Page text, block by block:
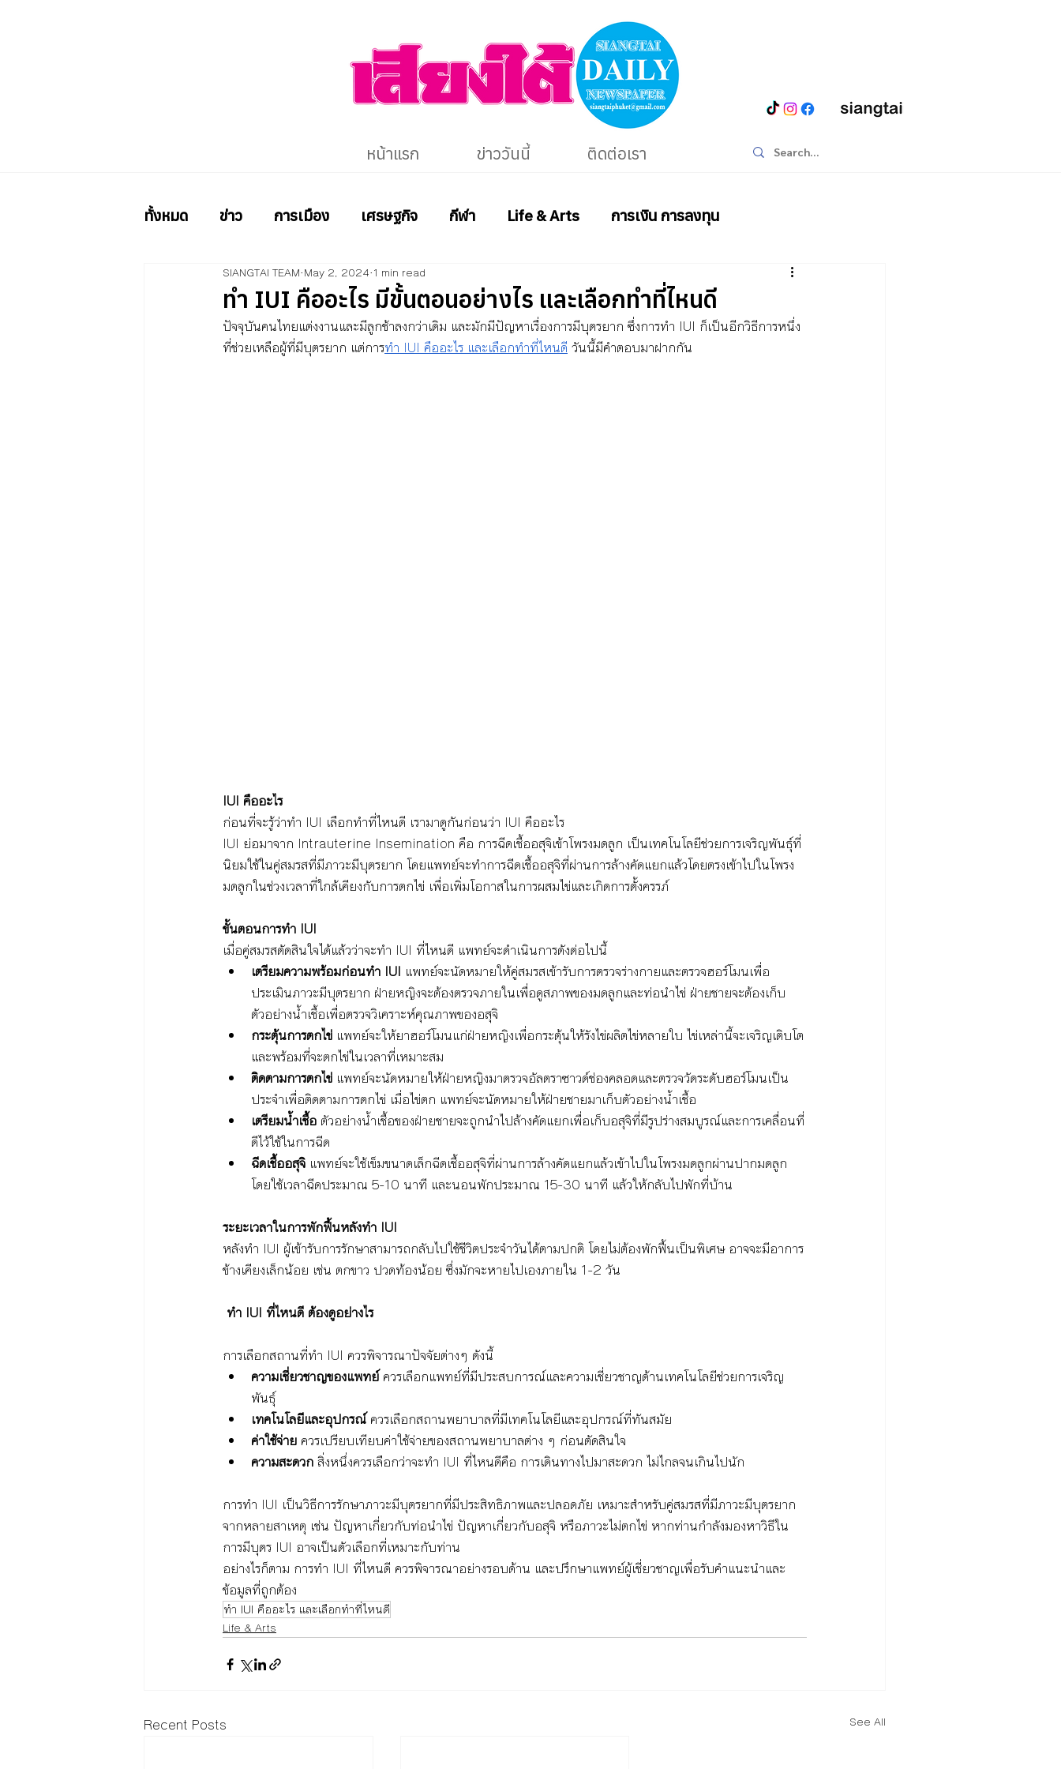
หน้าแรก ข่าววันนี้ ติดต่อเรา
ทั้งหมด ข่าว การเมือง เศรษฐกิจ กีฬา Life & Arts การเงิน การลงทุน
ทำ IUI คืออะไร มีขั้นตอนอย่างไร และเลือกทำที่ไหนดี
SIANGTAI TEAM May 2, 2024 1 min read
ปัจจุบันคนไทยแต่งงานและมีลูกช้าลงกว่าเดิม และมักมีปัญหาเรื่องการมีบุตรยาก ซึ่งการทำ IUI ก็เป็นอีกวิธีการหนึ่ง
ที่ช่วยเหลือผู้ที่มีบุตรยาก แต่การทำ IUI คืออะไร และเลือกทำที่ไหนดี วันนี้มีคำตอบมาฝากกัน
IUI คืออะไร
ก่อนที่จะรู้ว่าทำ IUI เลือกทำที่ไหนดี เรามาดูกันก่อนว่า IUI คืออะไร
IUI ย่อมาจาก Intrauterine Insemination คือ การฉีดเชื้ออสุจิเข้าโพรงมดลูก เป็นเทคโนโลยีช่วยการเจริญพันธุ์ที่
นิยมใช้ในคู่สมรสที่มีภาวะมีบุตรยาก โดยแพทย์จะทำการฉีดเชื้ออสุจิที่ผ่านการล้างคัดแยกแล้วโดยตรงเข้าไปในโพรง
มดลูกในช่วงเวลาที่ใกล้เคียงกับการตกไข่ เพื่อเพิ่มโอกาสในการผสมไข่และเกิดการตั้งครรภ์
ขั้นตอนการทำ IUI
เมื่อคู่สมรสตัดสินใจได้แล้วว่าจะทำ IUI ที่ไหนดี แพทย์จะดำเนินการดังต่อไปนี้
เตรียมความพร้อมก่อนทำ IUI แพทย์จะนัดหมายให้คู่สมรสเข้ารับการตรวจร่างกายและตรวจฮอร์โมนเพื่อ
ประเมินภาวะมีบุตรยาก ฝ่ายหญิงจะต้องตรวจภายในเพื่อดูสภาพของมดลูกและท่อนำไข่ ฝ่ายชายจะต้องเก็บ
ตัวอย่างน้ำเชื้อเพื่อตรวจวิเคราะห์คุณภาพของอสุจิ
กระตุ้นการตกไข่ แพทย์จะให้ยาฮอร์โมนแก่ฝ่ายหญิงเพื่อกระตุ้นให้รังไข่ผลิตไข่หลายใบ ไข่เหล่านี้จะเจริญเติบโต
และพร้อมที่จะตกไข่ในเวลาที่เหมาะสม
ติดตามการตกไข่ แพทย์จะนัดหมายให้ฝ่ายหญิงมาตรวจอัลตราซาวด์ช่องคลอดและตรวจวัดระดับฮอร์โมนเป็น
ประจำเพื่อติดตามการตกไข่ เมื่อไข่ตก แพทย์จะนัดหมายให้ฝ่ายชายมาเก็บตัวอย่างน้ำเชื้อ
เตรียมน้ำเชื้อ ตัวอย่างน้ำเชื้อของฝ่ายชายจะถูกนำไปล้างคัดแยกเพื่อเก็บอสุจิที่มีรูปร่างสมบูรณ์และการเคลื่อนที่
ดีไว้ใช้ในการฉีด
ฉีดเชื้ออสุจิ แพทย์จะใช้เข็มขนาดเล็กฉีดเชื้ออสุจิที่ผ่านการล้างคัดแยกแล้วเข้าไปในโพรงมดลูกผ่านปากมดลูก
โดยใช้เวลาฉีดประมาณ 5-10 นาที และนอนพักประมาณ 15-30 นาที แล้วให้กลับไปพักที่บ้าน
ระยะเวลาในการพักฟื้นหลังทำ IUI
หลังทำ IUI ผู้เข้ารับการรักษาสามารถกลับไปใช้ชีวิตประจำวันได้ตามปกติ โดยไม่ต้องพักฟื้นเป็นพิเศษ อาจจะมีอาการ
ข้างเคียงเล็กน้อย เช่น ตกขาว ปวดท้องน้อย ซึ่งมักจะหายไปเองภายใน 1-2 วัน
ทำ IUI ที่ไหนดี ต้องดูอย่างไร
การเลือกสถานที่ทำ IUI ควรพิจารณาปัจจัยต่างๆ ดังนี้
ความเชี่ยวชาญของแพทย์ ควรเลือกแพทย์ที่มีประสบการณ์และความเชี่ยวชาญด้านเทคโนโลยีช่วยการเจริญ
พันธุ์
เทคโนโลยีและอุปกรณ์ ควรเลือกสถานพยาบาลที่มีเทคโนโลยีและอุปกรณ์ที่ทันสมัย
ค่าใช้จ่าย ควรเปรียบเทียบค่าใช้จ่ายของสถานพยาบาลต่าง ๆ ก่อนตัดสินใจ
ความสะดวก สิ่งหนึ่งควรเลือกว่าจะทำ IUI ที่ไหนดีคือ การเดินทางไปมาสะดวก ไม่ไกลจนเกินไปนัก
การทำ IUI เป็นวิธีการรักษาภาวะมีบุตรยากที่มีประสิทธิภาพและปลอดภัย เหมาะสำหรับคู่สมรสที่มีภาวะมีบุตรยาก
จากหลายสาเหตุ เช่น ปัญหาเกี่ยวกับท่อนำไข่ ปัญหาเกี่ยวกับอสุจิ หรือภาวะไม่ตกไข่ หากท่านกำลังมองหาวิธีใน
การมีบุตร IUI อาจเป็นตัวเลือกที่เหมาะกับท่าน
อย่างไรก็ตาม การทำ IUI ที่ไหนดี ควรพิจารณาอย่างรอบด้าน และปรึกษาแพทย์ผู้เชี่ยวชาญเพื่อรับคำแนะนำและ
ข้อมูลที่ถูกต้อง
ทำ IUI คืออะไร และเลือกทำที่ไหนดี
Life & Arts
Recent Posts See All